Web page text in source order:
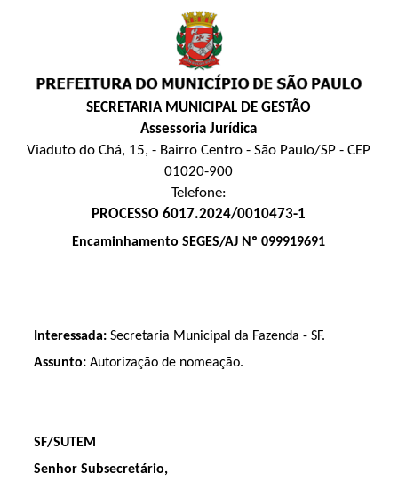
SECRETARIA MUNICIPAL DE GESTÃO
Assessoria Jurídica
Viaduto do Chá, 15, - Bairro Centro - São Paulo/SP - CEP
01020-900
Telefone:
PROCESSO 6017.2024/0010473-1
Encaminhamento SEGES/AJ Nº 099919691
Interessada: Secretaria Municipal da Fazenda - SF.
Assunto: Autorização de nomeação.
SF/SUTEM
Senhor Subsecretário,